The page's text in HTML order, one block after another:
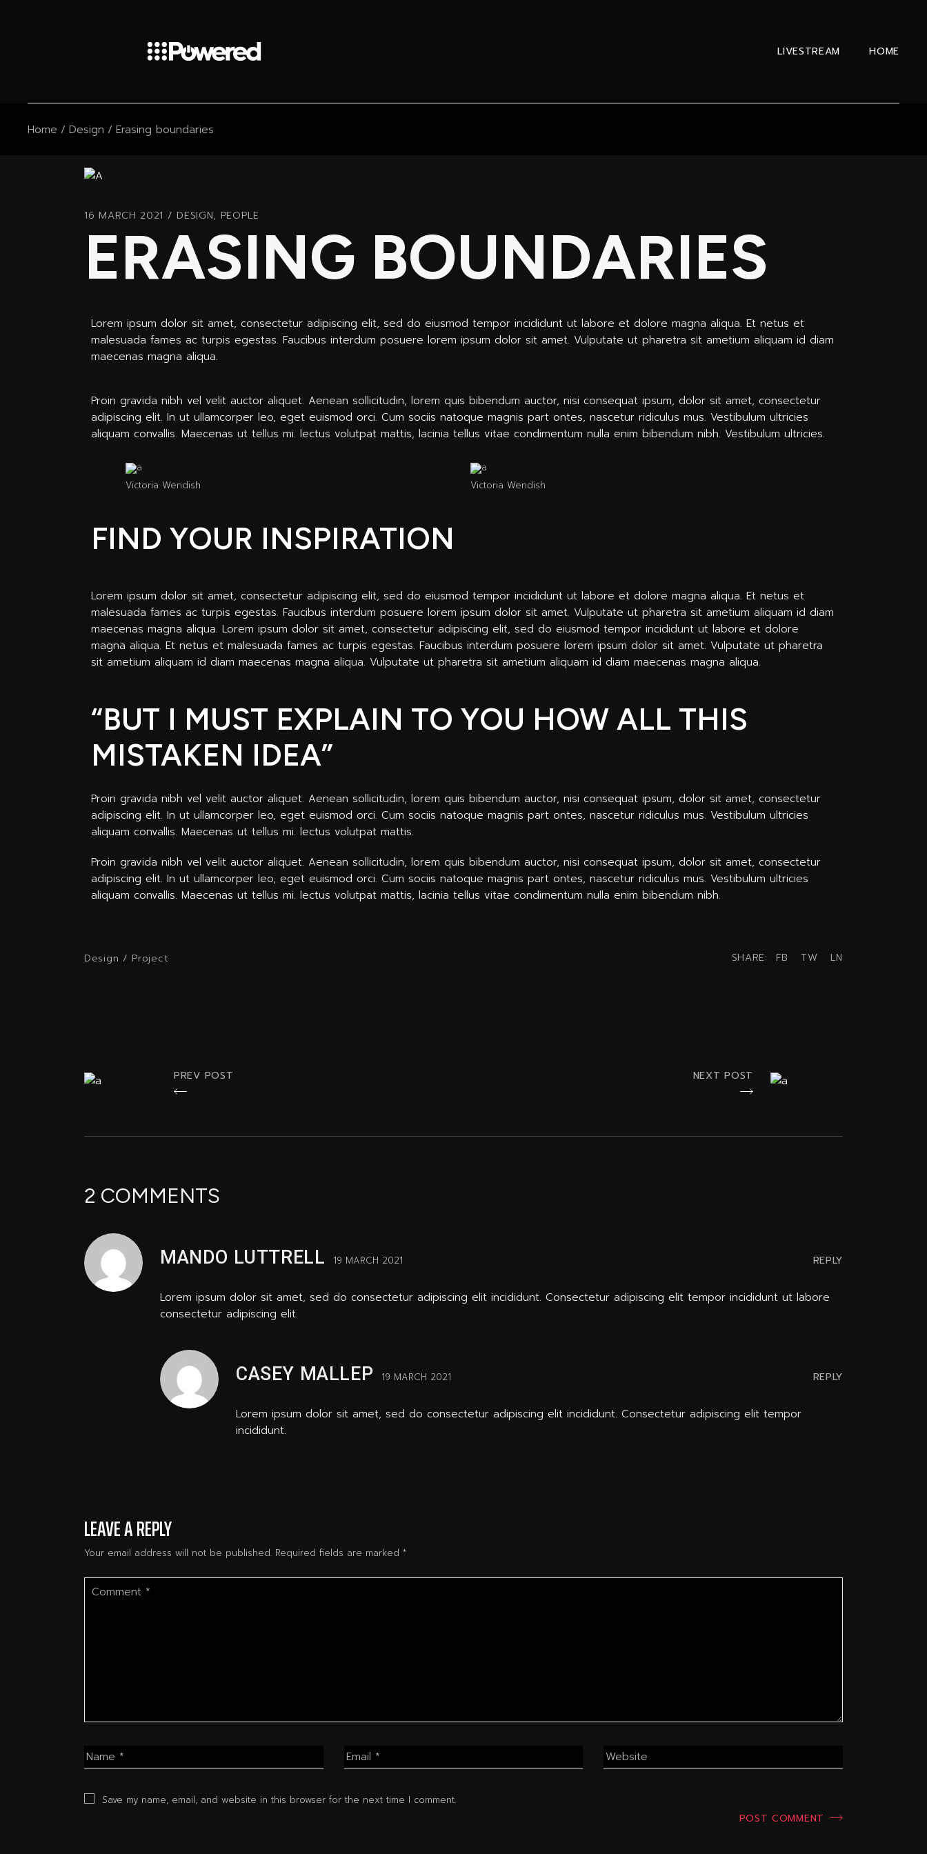
LIVESTREAM HOME
Home Design Erasing boundaries
16 MARCH 2021 DESIGN, PEOPLE
ERASING BOUNDARIES
Lorem ipsum dolor sit amet, consectetur adipiscing elit, sed do eiusmod tempor incididunt ut labore et dolore magna aliqua. Et netus et
malesuada fames ac turpis egestas. Faucibus interdum posuere lorem ipsum dolor sit amet. Vulputate ut pharetra sit ametium aliquam id diam
maecenas magna aliqua.
Proin gravida nibh vel velit auctor aliquet. Aenean sollicitudin, lorem quis bibendum auctor, nisi consequat ipsum, dolor sit amet, consectetur
adipiscing elit. In ut ullamcorper leo, eget euismod orci. Cum sociis natoque magnis part ontes, nascetur ridiculus mus. Vestibulum ultricies
aliquam convallis. Maecenas ut tellus mi. lectus volutpat mattis, lacinia tellus vitae condimentum nulla enim bibendum nibh. Vestibulum ultricies.
Victoria Wendish Victoria Wendish
FIND YOUR INSPIRATION
Lorem ipsum dolor sit amet, consectetur adipiscing elit, sed do eiusmod tempor incididunt ut labore et dolore magna aliqua. Et netus et
malesuada fames ac turpis egestas. Faucibus interdum posuere lorem ipsum dolor sit amet. Vulputate ut pharetra sit ametium aliquam id diam
maecenas magna aliqua. Lorem ipsum dolor sit amet, consectetur adipiscing elit, sed do eiusmod tempor incididunt ut labore et dolore
magna aliqua. Et netus et malesuada fames ac turpis egestas. Faucibus interdum posuere lorem ipsum dolor sit amet. Vulputate ut pharetra
sit ametium aliquam id diam maecenas magna aliqua. Vulputate ut pharetra sit ametium aliquam id diam maecenas magna aliqua.
“BUT I MUST EXPLAIN TO YOU HOW ALL THIS
MISTAKEN IDEA”
Proin gravida nibh vel velit auctor aliquet. Aenean sollicitudin, lorem quis bibendum auctor, nisi consequat ipsum, dolor sit amet, consectetur
adipiscing elit. In ut ullamcorper leo, eget euismod orci. Cum sociis natoque magnis part ontes, nascetur ridiculus mus. Vestibulum ultricies
aliquam convallis. Maecenas ut tellus mi. lectus volutpat mattis.
Proin gravida nibh vel velit auctor aliquet. Aenean sollicitudin, lorem quis bibendum auctor, nisi consequat ipsum, dolor sit amet, consectetur
adipiscing elit. In ut ullamcorper leo, eget euismod orci. Cum sociis natoque magnis part ontes, nascetur ridiculus mus. Vestibulum ultricies
aliquam convallis. Maecenas ut tellus mi. lectus volutpat mattis, lacinia tellus vitae condimentum nulla enim bibendum nibh.
Design / Project SHARE: FB TW LN
PREV POST NEXT POST
2 COMMENTS
MANDO LUTTRELL 19 MARCH 2021 REPLY
Lorem ipsum dolor sit amet, sed do consectetur adipiscing elit incididunt. Consectetur adipiscing elit tempor incididunt ut labore
consectetur adipiscing elit.
CASEY MALLEP 19 MARCH 2021 REPLY
Lorem ipsum dolor sit amet, sed do consectetur adipiscing elit incididunt. Consectetur adipiscing elit tempor
incididunt.
LEAVE A REPLY
Your email address will not be published. Required fields are marked *
Save my name, email, and website in this browser for the next time I comment.
POST COMMENT